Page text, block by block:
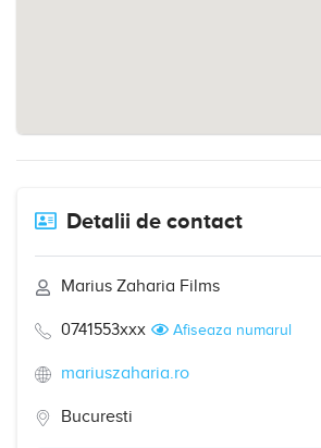
Detalii de contact
Marius Zaharia Films
0741553xxx Afiseaza numarul
mariuszaharia.ro
Bucuresti